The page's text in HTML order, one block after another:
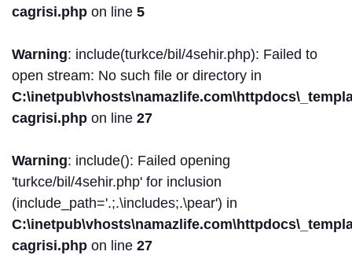
cagrisi.php on line 5
Warning: include(turkce/bil/4sehir.php): Failed to
open stream: No such file or directory in
cagrisi.php on line 27
Warning: include(): Failed opening
'turkce/bil/4sehir.php' for inclusion
(include_path='.;.\includes;.\pear') in
cagrisi.php on line 27